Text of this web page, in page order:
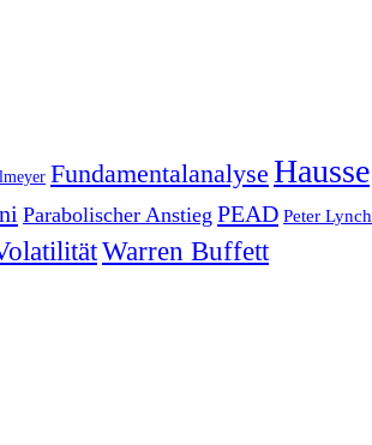
Fundamentalanalyse Hausse
Parabolischer Anstieg PEAD Peter Lynch
Warren Buffett